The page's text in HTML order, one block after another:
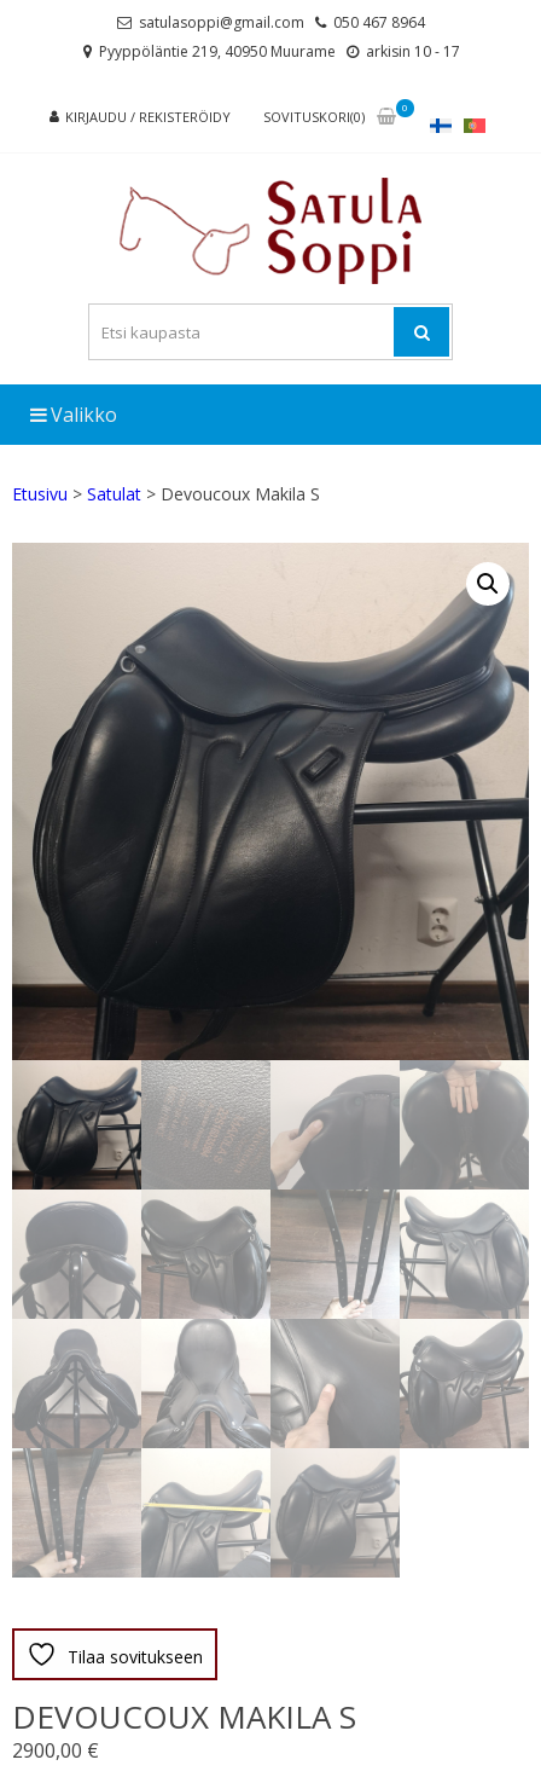
satulasoppi@gmail.com
050 467 8964
Pyyppöläntie 219, 40950 Muurame
arkisin 10 - 17
KIRJAUDU / REKISTERÖIDY SOVITUSKORI(0)
0
Valikko
Etusivu > Satulat > Devoucoux Makila S
Tilaa sovitukseen
DEVOUCOUX MAKILA S
2900,00 €